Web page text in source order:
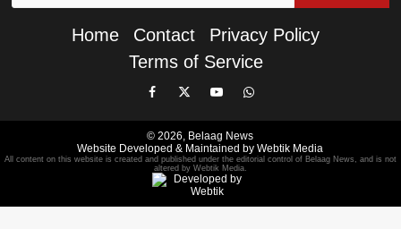
for:
Home
Contact
Privacy Policy
Terms of Service
Like
Facebook
Page
Follow
On
Twitter
Subscribe
YouTube
Channel
Join
WhatsApp
Group
© 2026, Belaag News
Website Developed & Maintained by Webtik Media
All content on this website is created and published under the editorial control of Belaag News, and is not
altered by Webtik Media.